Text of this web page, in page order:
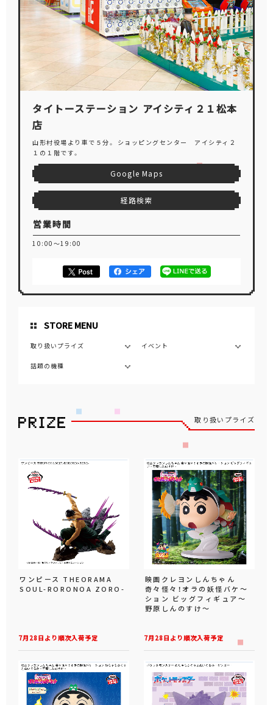
STORE MENU
取り扱いプライズ イベント
話題の機種
取り扱いプライズ
7月28日より順次入荷予定
ワンピース THEORAMA
SOUL-RORONOA ZORO-
7月28日より順次入荷予定
映画クレヨンしんちゃん
奇々怪々！オラの妖怪バケ～
ション ビッグフィギュア～
野原しんのすけ～
タイトーステーション アイシティ２１松本
店
山形村役場より車で５分。 ショッピングセンター アイシティ２
１の１階です。
Google Maps
経路検索
営業時間
10:00～19:00